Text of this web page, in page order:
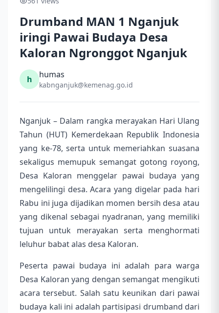
Drumband MAN 1 Nganjuk
iringi Pawai Budaya Desa
Kaloran Ngronggot Nganjuk
h humas
kabnganjuk@kemenag.go.id
Nganjuk – Dalam rangka merayakan Hari Ulang
Tahun (HUT) Kemerdekaan Republik Indonesia
yang ke-78, serta untuk memeriahkan suasana
sekaligus memupuk semangat gotong royong,
Desa Kaloran menggelar pawai budaya yang
mengelilingi desa. Acara yang digelar pada hari
Rabu ini juga dijadikan momen bersih desa atau
yang dikenal sebagai nyadranan, yang memiliki
tujuan untuk merayakan serta menghormati
leluhur babat alas desa Kaloran.
Peserta pawai budaya ini adalah para warga
Desa Kaloran yang dengan semangat mengikuti
acara tersebut. Salah satu keunikan dari pawai
budaya kali ini adalah partisipasi drumband dari